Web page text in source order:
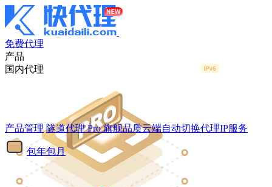
免费代理
产品
国内代理
产品管理 隧道代理Pro 旗舰品质云端自动切换代理IP服务
包年包月